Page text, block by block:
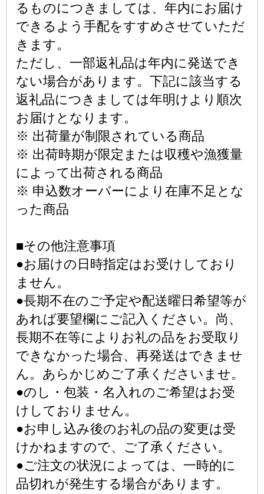
るものにつきましては、年内にお届け
できるよう手配をすすめさせていただ
きます。
ただし、一部返礼品は年内に発送でき
ない場合があります。下記に該当する
返礼品につきましては年明けより順次
お届けとなります。
※ 出荷量が制限されている商品
※ 出荷時期が限定または収穫や漁獲量
によって出荷される商品
※ 申込数オーバーにより在庫不足とな
った商品
■その他注意事項
●お届けの日時指定はお受けしており
ません。
●長期不在のご予定や配送曜日希望等が
あれば要望欄にご記入ください。尚、
長期不在等によりお礼の品をお受取り
できなかった場合、再発送はできませ
ん。あらかじめご了承くださいませ。
●のし・包装・名入れのご希望はお受
けしておりません。
●お申し込み後のお礼の品の変更は受
けかねますので、ご了承ください。
●ご注文の状況によっては、一時的に
品切れが発生する場合があります。